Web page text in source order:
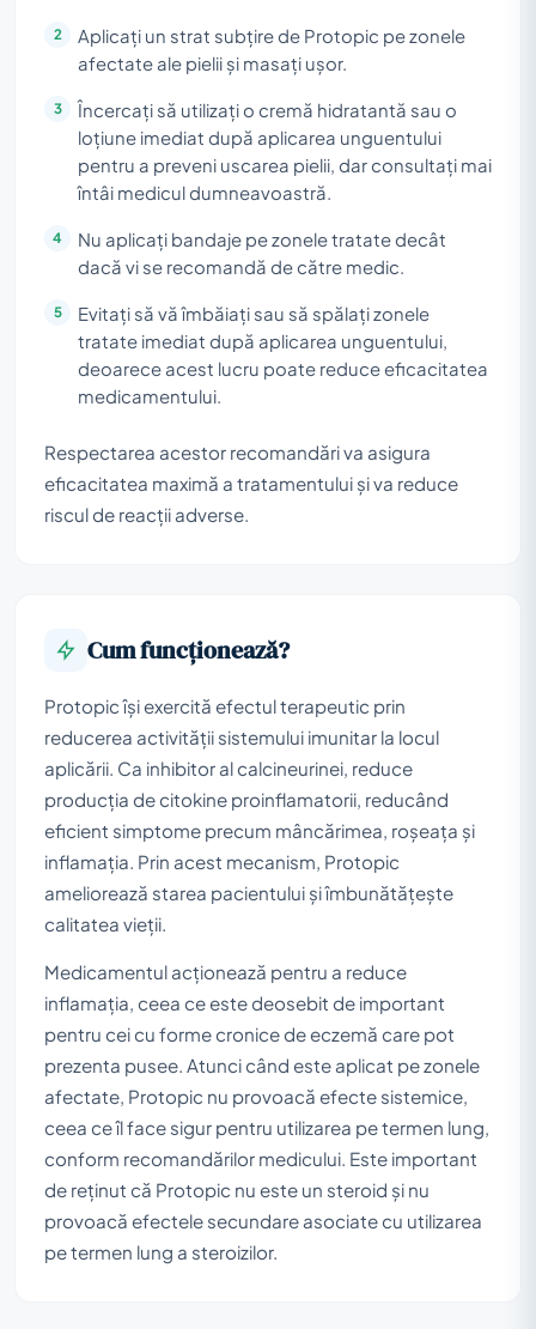
Aplicați un strat subțire de Protopic pe zonele
afectate ale pielii și masați ușor.
Încercați să utilizați o cremă hidratantă sau o
loțiune imediat după aplicarea unguentului
pentru a preveni uscarea pielii, dar consultați mai
întâi medicul dumneavoastră.
Nu aplicați bandaje pe zonele tratate decât
dacă vi se recomandă de către medic.
Evitați să vă îmbăiați sau să spălați zonele
tratate imediat după aplicarea unguentului,
deoarece acest lucru poate reduce eficacitatea
medicamentului.
Respectarea acestor recomandări va asigura
eficacitatea maximă a tratamentului și va reduce
riscul de reacții adverse.
Cum funcționează?
Protopic își exercită efectul terapeutic prin
reducerea activității sistemului imunitar la locul
aplicării. Ca inhibitor al calcineurinei, reduce
producția de citokine proinflamatorii, reducând
eficient simptome precum mâncărimea, roșeața și
inflamația. Prin acest mecanism, Protopic
ameliorează starea pacientului și îmbunătățește
calitatea vieții.
Medicamentul acționează pentru a reduce
inflamația, ceea ce este deosebit de important
pentru cei cu forme cronice de eczemă care pot
prezenta pusee. Atunci când este aplicat pe zonele
afectate, Protopic nu provoacă efecte sistemice,
ceea ce îl face sigur pentru utilizarea pe termen lung,
conform recomandărilor medicului. Este important
de reținut că Protopic nu este un steroid și nu
provoacă efectele secundare asociate cu utilizarea
pe termen lung a steroizilor.